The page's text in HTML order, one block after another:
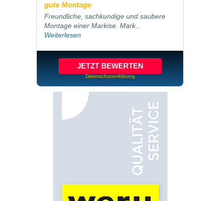
gute Montage
Freundliche, sachkundige und saubere
Montage einer Markise. Mark...
Weiterlesen
JETZT BEWERTEN
Datenschutzerklärung